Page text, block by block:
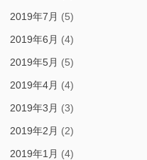
2019年7月 (5)
2019年6月 (4)
2019年5月 (5)
2019年4月 (4)
2019年3月 (3)
2019年2月 (2)
2019年1月 (4)